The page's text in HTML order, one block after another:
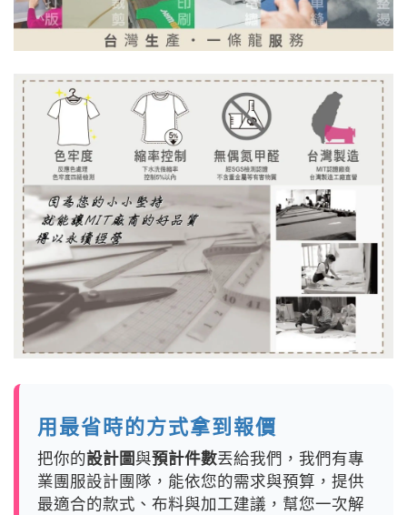
用最省時的方式拿到報價
把你的設計圖與預計件數丟給我們，我們有專
業團服設計團隊，能依您的需求與預算，提供
最適合的款式、布料與加工建議，幫您一次解